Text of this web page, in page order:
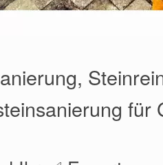
für